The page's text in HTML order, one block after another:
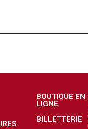
BOUTIQUE EN
LIGNE
BILLETTERIE